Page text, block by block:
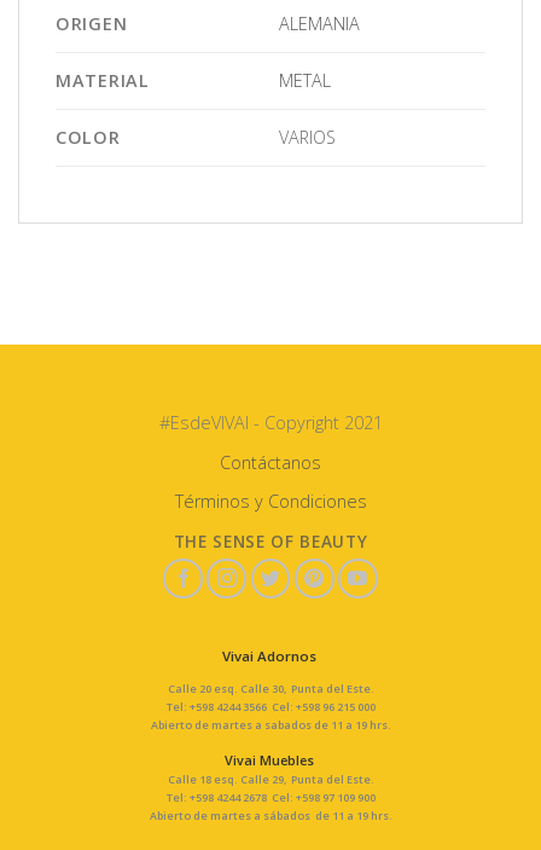
ORIGEN ALEMANIA
MATERIAL METAL
COLOR VARIOS
#EsdeVIVAI - Copyright 2021
Contáctanos
Términos y Condiciones
THE SENSE OF BEAUTY
Vivai Adornos
Calle 20 esq. Calle 30, Punta del Este.
Tel: +598 4244 3566 Cel: +598 96 215 000
Abierto de martes a sabados de 11 a 19 hrs.
Vivai Muebles
Calle 18 esq. Calle 29, Punta del Este.
Tel: +598 4244 2678 Cel: +598 97 109 900
Abierto de martes a sábados de 11 a 19 hrs.